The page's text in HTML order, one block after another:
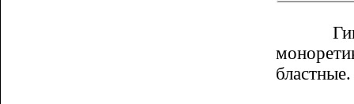
бластные.